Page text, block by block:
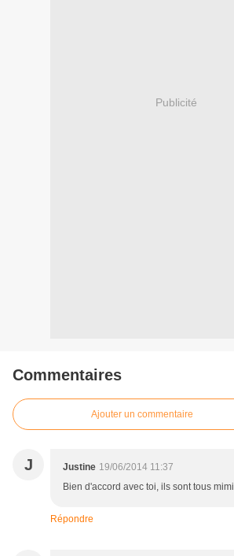
Publicité
Commentaires
Ajouter un commentaire
J Justine 19/06/2014 11:37
Bien d'accord avec toi, ils sont tous mimi
Répondre